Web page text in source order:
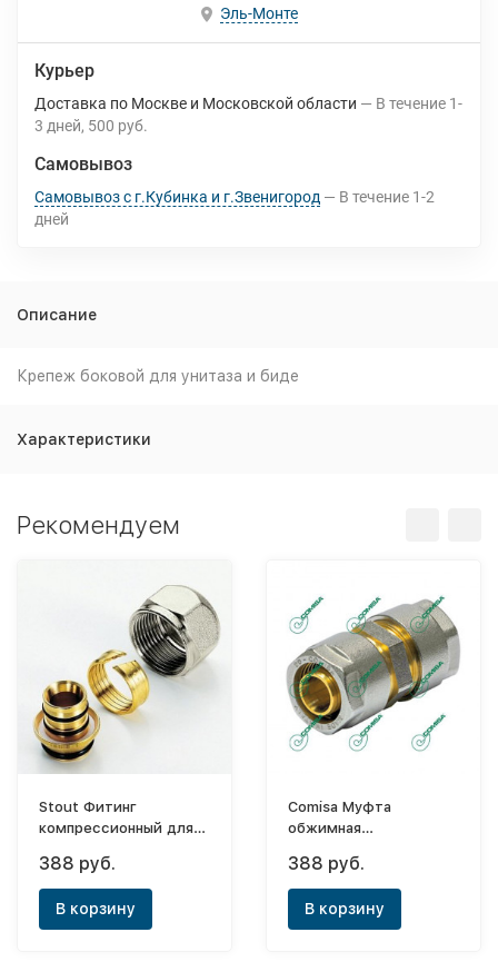
Эль-Монте
Курьер
Доставка по Москве и Московской области В течение 1-
3 дней 500 руб.
Самовывоз
Самовывоз с г.Кубинка и г.Звенигород В течение 1-2
дней
Описание
Крепеж боковой для унитаза и биде
Характеристики
Рекомендуем
Stout Фитинг
компрессионный для
ф20х2,0х3/4"
388 руб.
В корзину
Comisa Муфта
обжимная
ф16ц-16ц
388 руб.
В корзину